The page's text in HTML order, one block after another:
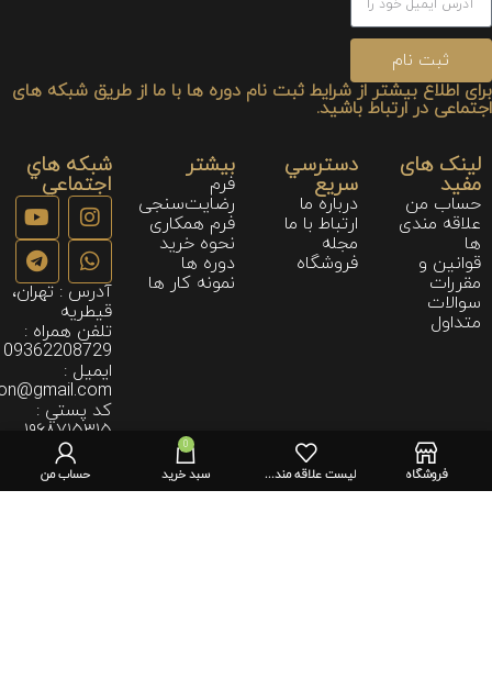
ثبت نام
برای اطلاع بیشتر از شرایط ثبت نام دوره ها با ما از طریق شبکه های
اجتماعی در ارتباط باشید.
لینک های
مفید
حساب من
علاقه مندی
ها
قوانین و
مقررات
سوالات
متداول
دسترسي
سريع
درباره ما
ارتباط با ما
مجله
فروشگاه
بیشتر
فرم
رضایت‌سنجی
فرم همکاری
نحوه خريد
دوره ها
نمونه كار ها
شبكه هاي
اجتماعي
آدرس : تهران،
قیطریه
تلفن همراه :
09362208729
ايميل :
كد پستي :
۱۹۶۸۷۱۵۳۱۵
فروشگاه لیست علاقه مندی ها
0
سبد خرید حساب من